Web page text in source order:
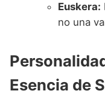
Euskera:
no una
Esencia de